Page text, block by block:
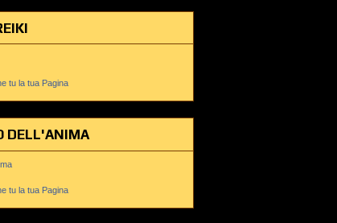
tu la tua Pagina
DELL'ANIMA
tu la tua Pagina